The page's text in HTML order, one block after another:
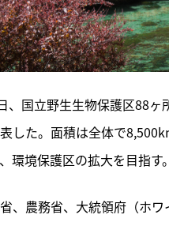
国立野生生物保護区88
した。面積は全体で
環境保護区の拡大を目指す。
、農務省、大統領府（ホ